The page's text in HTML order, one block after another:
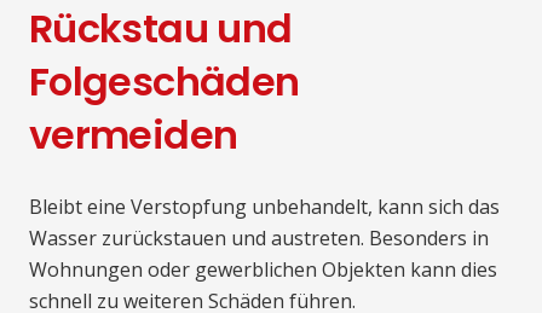
Rückstau und
Folgeschäden
vermeiden
Bleibt eine Verstopfung unbehandelt, kann sich das
Wasser zurückstauen und austreten. Besonders in
Wohnungen oder gewerblichen Objekten kann dies
schnell zu weiteren Schäden führen.